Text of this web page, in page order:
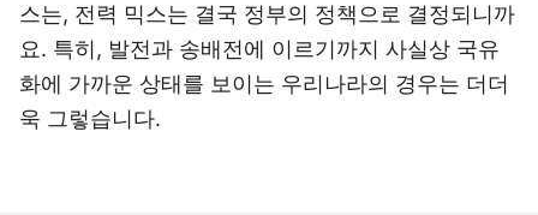
스는, 전력 믹스는 결국 정부의 정책으로 결정되니까
요. 특히, 발전과 송배전에 이르기까지 사실상 국유
화에 가까운 상태를 보이는 우리나라의 경우는 더더
욱 그렇습니다.